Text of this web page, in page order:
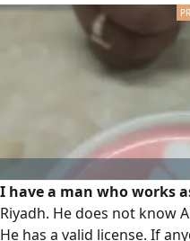
protection, testing,
Participated in major
and ROSHN Residential
I have a man who works
Riyadh. He does not know
He has a valid license. If